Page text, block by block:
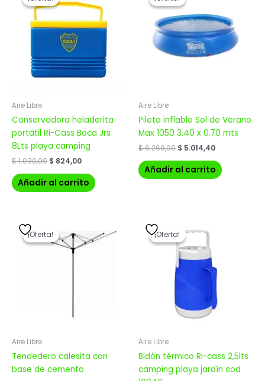
Aire Libre
Conservadora heladerita
portátil Ri-Cass Boca Jrs
8Lts playa camping
$1.030,00
original
era:
$ 1.030,00.
$ 824,00
actual
es:
$ 824,00.
Añadir al carrito
Aire Libre
Pileta inflable Sol de Verano
Max 1050 3.40 x 0.70 mts
$6.268,00
original
era:
$ 6.268,00.
$ 5.014,40
$ 5.014,40.
Añadir al carrito
¡Oferta!
¡Oferta!
Aire Libre
Tendedero calesita con
base de cemento
precio
original
era:
precio
actual
¡Oferta!
¡Oferta!
Aire Libre
Bidón térmico Ri-cass 2,5lts
camping playa jardín cod
precio
original
era:
$ 804,00.
precio
es:
$ 643,20.